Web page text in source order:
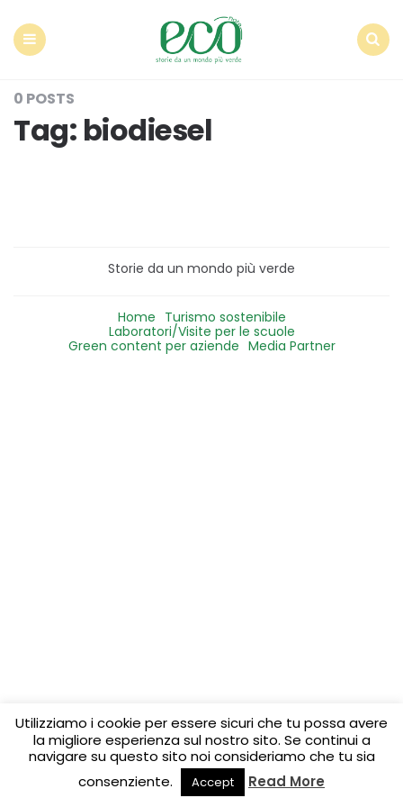
0 POSTS
Tag: biodiesel
Storie da un mondo più verde
Home Turismo sostenibile
Laboratori/Visite per le scuole
Green content per aziende Media Partner
Utilizziamo i cookie per essere sicuri che tu possa avere
la migliore esperienza sul nostro sito. Se continui a
navigare su questo sito noi consideriamo che tu sia
consenziente.
Accept Read More